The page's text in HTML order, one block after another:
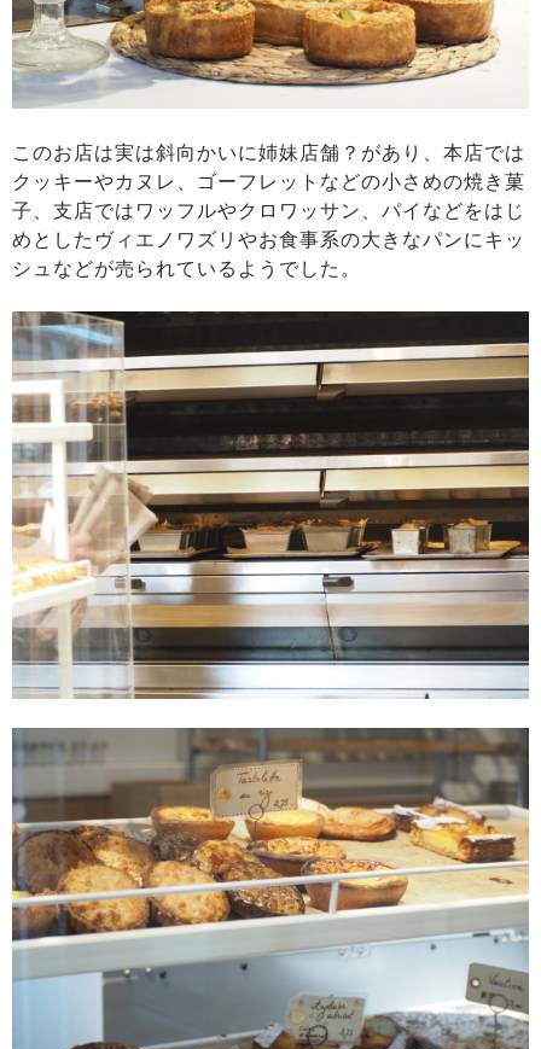
このお店は実は斜向かいに姉妹店舗？があり、本店では
クッキーやカヌレ、ゴーフレットなどの小さめの焼き菓
子、支店ではワッフルやクロワッサン、パイなどをはじ
めとしたヴィエノワズリやお食事系の大きなパンにキッ
シュなどが売られているようでした。